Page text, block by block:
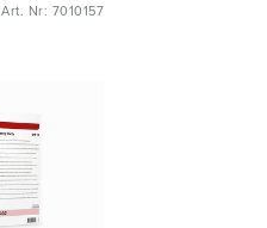
Art. Nr: 7010157